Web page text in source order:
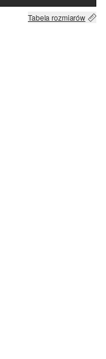
Tabela rozmiarów